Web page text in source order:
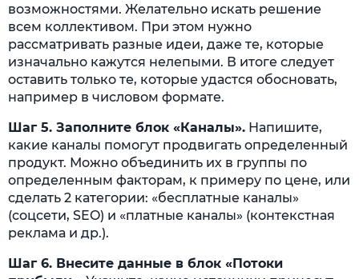
возможностями. Желательно искать решение
всем коллективом. При этом нужно
рассматривать разные идеи, даже те, которые
изначально кажутся нелепыми. В итоге следует
оставить только те, которые удастся обосновать,
например в числовом формате.
Шаг 5. Заполните блок «Каналы». Напишите,
какие каналы помогут продвигать определенный
продукт. Можно объединить их в группы по
определенным факторам, к примеру по цене, или
сделать 2 категории: «бесплатные каналы»
(соцсети, SEO) и «платные каналы» (контекстная
реклама и др.).
Шаг 6. Внесите данные в блок «Потоки